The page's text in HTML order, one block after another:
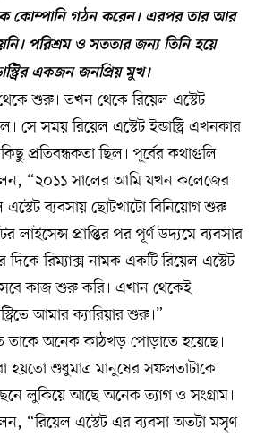
কোম্পানি গঠন করেন। এরপর তার আর
পরিশ্রম ও সততার জন্য তিনি হয়ে
একজন জনপ্রিয় মুখ।
থেকে শুরু। তখন থেকে রিয়েল এস্টেট
সে সময় রিয়েল এস্টেট ইন্ডাস্ট্রি এখনকার
প্রতিবন্ধকতা ছিল। পূর্বের কথাগুলি
“২০১১ সালের আমি যখন কলেজের
এস্টেট ব্যবসায় ছোটখাটো বিনিয়োগ শুরু
লাইসেন্স প্রাপ্তির পর পূর্ণ উদ্যমে ব্যবসার
রিম্যাক্স নামক একটি রিয়েল এস্টেট
কাজ শুরু করি। এখান থেকেই
আমার ক্যারিয়ার শুরু।”
অনেক কাঠখড় পোড়াতে হয়েছে।
শুধুমাত্র মানুষের সফলতাটাকে
লুকিয়ে আছে অনেক ত্যাগ ও সংগ্রাম।
“রিয়েল এস্টেট এর ব্যবসা অতটা মসৃণ